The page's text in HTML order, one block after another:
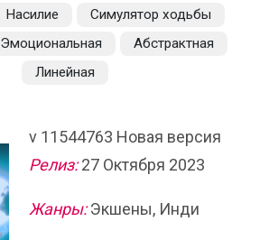
Насилие
Симулятор ходьбы
Эмоциональная
Абстрактная
Линейная
v 11544763 Новая версия
Релиз:27 Октября 2023
Жанры:Экшены, Инди